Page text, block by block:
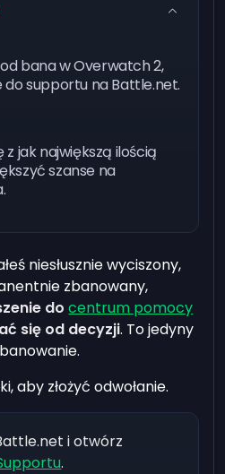
bana w Overwatch 2,
do supportu na Battle.net.
jak największą ilością
szanse na
niesłusznie wyciszony,
zbanowany,
docentrum pomocy
się od decyzji. To jedyny
aby złożyć odwołanie.
i otwórz
.